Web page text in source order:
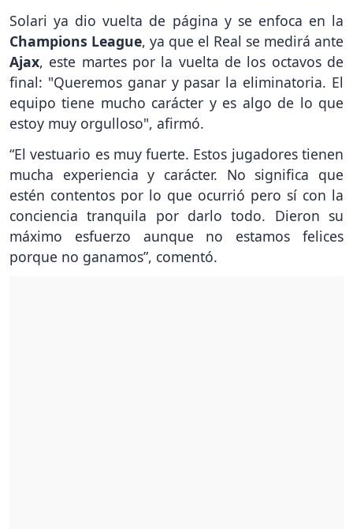
Solari ya dio vuelta de página y se enfoca en la
Champions League, ya que el Real se medirá ante
Ajax, este martes por la vuelta de los octavos de
final: "Queremos ganar y pasar la eliminatoria. El
equipo tiene mucho carácter y es algo de lo que
estoy muy orgulloso", afirmó.
“El vestuario es muy fuerte. Estos jugadores tienen
mucha experiencia y carácter. No significa que
estén contentos por lo que ocurrió pero sí con la
conciencia tranquila por darlo todo. Dieron su
máximo esfuerzo aunque no estamos felices
porque no ganamos”, comentó.